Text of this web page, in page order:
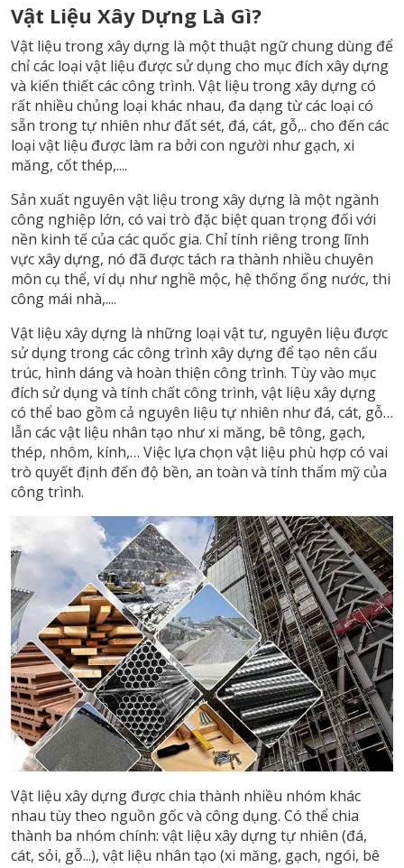
Vật Liệu Xây Dựng Là Gì?
Vật liệu trong xây dựng là một thuật ngữ chung dùng để
chỉ các loại vật liệu được sử dụng cho mục đích xây dựng
và kiến thiết các công trình. Vật liệu trong xây dựng có
rất nhiều chủng loại khác nhau, đa dạng từ các loại có
sẵn trong tự nhiên như đất sét, đá, cát, gỗ,.. cho đến các
loại vật liệu được làm ra bởi con người như gạch, xi
măng, cốt thép,....
Sản xuất nguyên vật liệu trong xây dựng là một ngành
công nghiệp lớn, có vai trò đặc biệt quan trọng đối với
nền kinh tế của các quốc gia. Chỉ tính riêng trong lĩnh
vực xây dựng, nó đã được tách ra thành nhiều chuyên
môn cụ thể, ví dụ như nghề mộc, hệ thống ống nước, thi
công mái nhà,....
Vật liệu xây dựng là những loại vật tư, nguyên liệu được
sử dụng trong các công trình xây dựng để tạo nên cấu
trúc, hình dáng và hoàn thiện công trình. Tùy vào mục
đích sử dụng và tính chất công trình, vật liệu xây dựng
có thể bao gồm cả nguyên liệu tự nhiên như đá, cát, gỗ…
lẫn các vật liệu nhân tạo như xi măng, bê tông, gạch,
thép, nhôm, kính,… Việc lựa chọn vật liệu phù hợp có vai
trò quyết định đến độ bền, an toàn và tính thẩm mỹ của
công trình.
Vật liệu xây dựng được chia thành nhiều nhóm khác
nhau tùy theo nguồn gốc và công dụng. Có thể chia
thành ba nhóm chính: vật liệu xây dựng tự nhiên (đá,
cát, sỏi, gỗ...), vật liệu nhân tạo (xi măng, gạch, ngói, bê